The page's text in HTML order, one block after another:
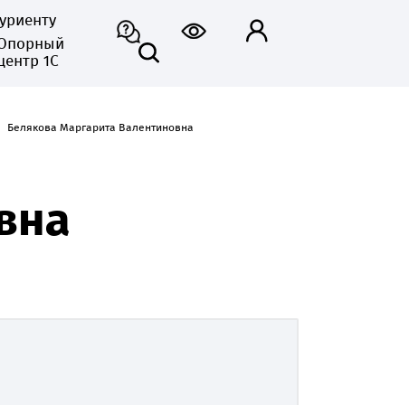
1С
Белякова Маргарита Валентиновна